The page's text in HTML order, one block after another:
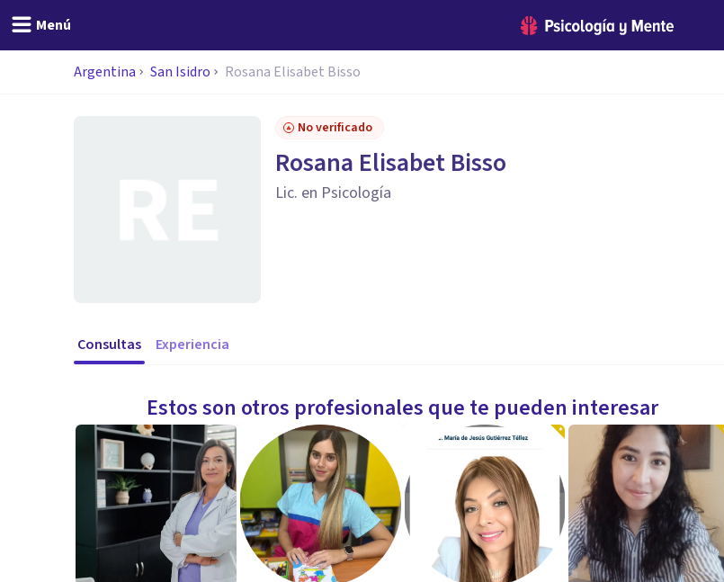
Menú
Argentina San Isidro Rosana Elisabet Bisso
No verificado
Rosana Elisabet Bisso
Lic. en Psicología
Consultas Experiencia
Estos son otros profesionales que te pueden interesar